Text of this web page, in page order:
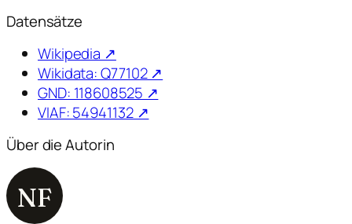
Datensätze
Wikipedia ↗
Wikidata: Q77102 ↗
GND: 118608525 ↗
VIAF: 54941132 ↗
Über die Autorin
NF